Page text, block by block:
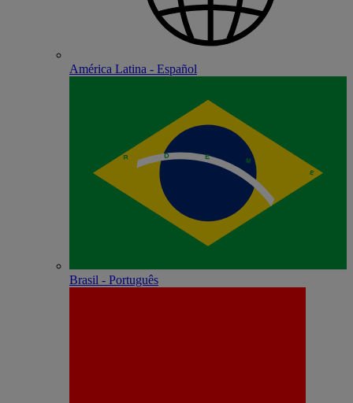
América Latina - Español
Brasil - Português